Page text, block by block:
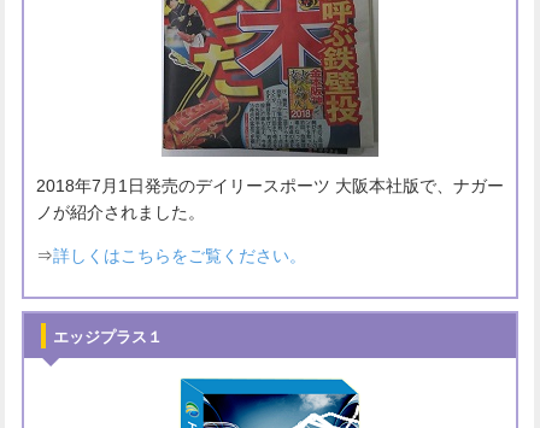
2018年7月1日発売のデイリースポーツ 大阪本社版で、ナガー
ノが紹介されました。
⇒詳しくはこちらをご覧ください。
エッジプラス１